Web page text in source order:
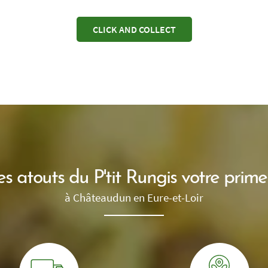
CLICK AND COLLECT
atouts du P'tit Rungis votre
à Châteaudun en Eure-et-Loir